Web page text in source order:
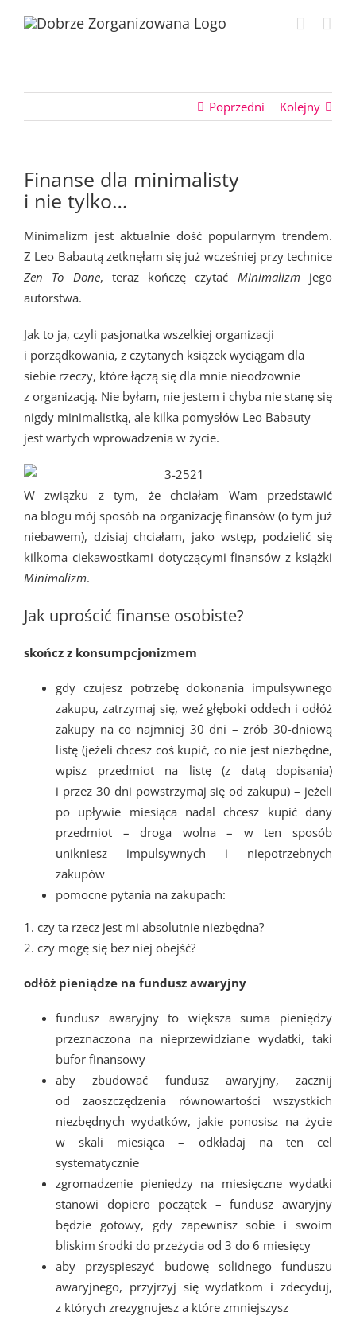
Poprzedni Kolejny
Finanse dla minimalisty
i nie tylko…
Minimalizm jest aktualnie dość popularnym trendem.
Z Leo Babautą zetknęłam się już wcześniej przy technice
Zen To Done, teraz kończę czytać Minimalizm jego
autorstwa.
Jak to ja, czyli pasjonatka wszelkiej organizacji
i porządkowania, z czytanych książek wyciągam dla
siebie rzeczy, które łączą się dla mnie nieodzownie
z organizacją. Nie byłam, nie jestem i chyba nie stanę się
nigdy minimalistką, ale kilka pomysłów Leo Babauty
jest wartych wprowadzenia w życie.
W związku z tym, że chciałam Wam przedstawić
na blogu mój sposób na organizację finansów (o tym już
niebawem), dzisiaj chciałam, jako wstęp, podzielić się
kilkoma ciekawostkami dotyczącymi finansów z książki
Minimalizm.
Jak uprościć finanse osobiste?
skończ z konsumpcjonizmem
gdy czujesz potrzebę dokonania impulsywnego
zakupu, zatrzymaj się, weź głęboki oddech i odłóż
zakupy na co najmniej 30 dni – zrób 30-dniową
listę (jeżeli chcesz coś kupić, co nie jest niezbędne,
wpisz przedmiot na listę (z datą dopisania)
i przez 30 dni powstrzymaj się od zakupu) – jeżeli
po upływie miesiąca nadal chcesz kupić dany
przedmiot – droga wolna – w ten sposób
unikniesz impulsywnych i niepotrzebnych
zakupów
pomocne pytania na zakupach:
1. czy ta rzecz jest mi absolutnie niezbędna?
2. czy mogę się bez niej obejść?
odłóż pieniądze na fundusz awaryjny
fundusz awaryjny to większa suma pieniędzy
przeznaczona na nieprzewidziane wydatki, taki
bufor finansowy
aby zbudować fundusz awaryjny, zacznij
od zaoszczędzenia równowartości wszystkich
niezbędnych wydatków, jakie ponosisz na życie
w skali miesiąca – odkładaj na ten cel
systematycznie
zgromadzenie pieniędzy na miesięczne wydatki
stanowi dopiero początek – fundusz awaryjny
będzie gotowy, gdy zapewnisz sobie i swoim
bliskim środki do przeżycia od 3 do 6 miesięcy
aby przyspieszyć budowę solidnego funduszu
awaryjnego, przyjrzyj się wydatkom i zdecyduj,
z których zrezygnujesz a które zmniejszysz